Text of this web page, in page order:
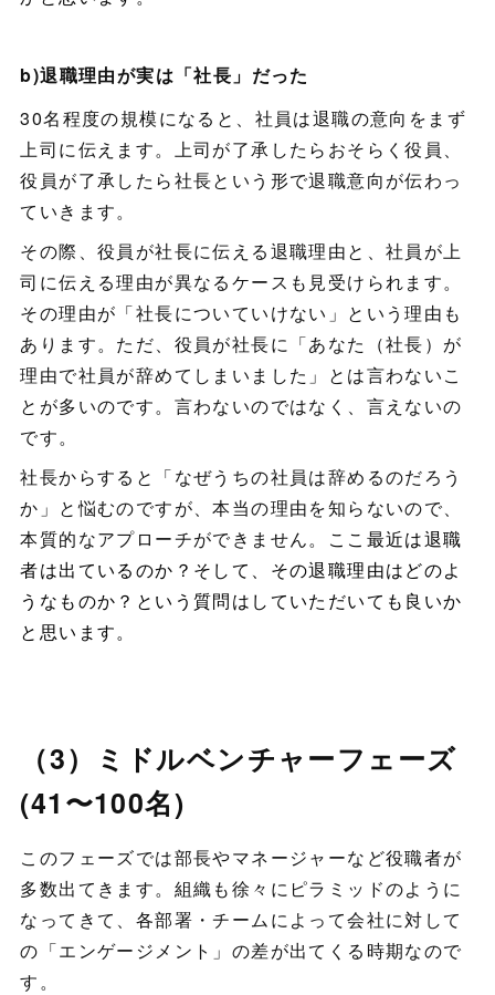
b)退職理由が実は「社長」だった
30名程度の規模になると、社員は退職の意向をまず
上司に伝えます。上司が了承したらおそらく役員、
役員が了承したら社長という形で退職意向が伝わっ
ていきます。
その際、役員が社長に伝える退職理由と、社員が上
司に伝える理由が異なるケースも見受けられます。
その理由が「社長についていけない」という理由も
あります。ただ、役員が社長に「あなた（社長）が
理由で社員が辞めてしまいました」とは言わないこ
とが多いのです。言わないのではなく、言えないの
です。
社長からすると「なぜうちの社員は辞めるのだろう
か」と悩むのですが、本当の理由を知らないので、
本質的なアプローチができません。 ここ最近は退職
者は出ているのか？そして、その退職理由はどのよ
うなものか？という質問はしていただいても良いか
と思います。
（3）ミドルベンチャーフェーズ
(41〜100名)
このフェーズでは部長やマネージャーなど役職者が
多数出てきます。組織も徐々にピラミッドのように
なってきて、各部署・チームによって会社に対して
の「エンゲージメント」の差が出てくる時期なので
す。